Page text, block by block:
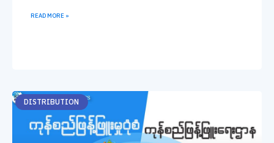
READ MORE »
DISTRIBUTION